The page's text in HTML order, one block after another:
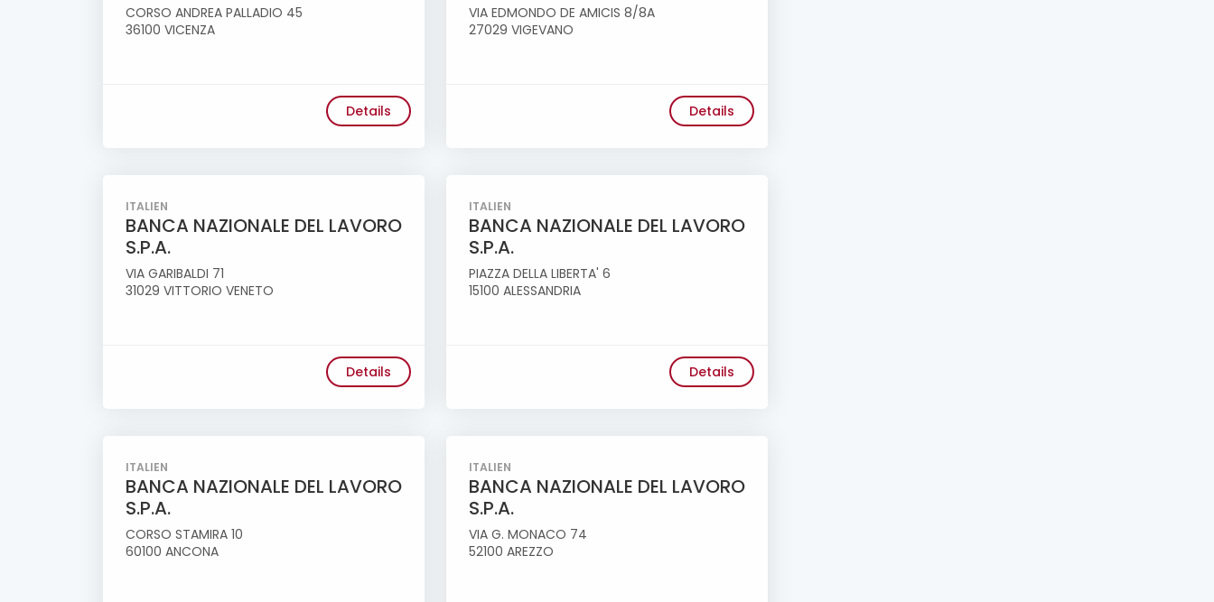
CORSO ANDREA PALLADIO 45
36100 VICENZA
Details
VIA EDMONDO DE AMICIS 8/8A
27029 VIGEVANO
Details
ITALIEN
BANCA NAZIONALE DEL LAVORO
S.P.A.
VIA GARIBALDI 71
31029 VITTORIO VENETO
Details
ITALIEN
BANCA NAZIONALE DEL LAVORO
S.P.A.
PIAZZA DELLA LIBERTA' 6
15100 ALESSANDRIA
Details
ITALIEN
BANCA NAZIONALE DEL LAVORO
S.P.A.
CORSO STAMIRA 10
60100 ANCONA
ITALIEN
BANCA NAZIONALE DEL LAVORO
S.P.A.
VIA G. MONACO 74
52100 AREZZO